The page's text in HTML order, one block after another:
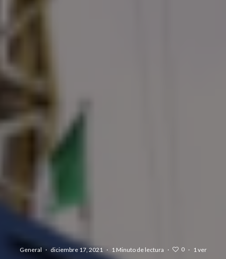
General · diciembre 17, 2021 · 1 Minuto de lectura · 0 · 1 ver